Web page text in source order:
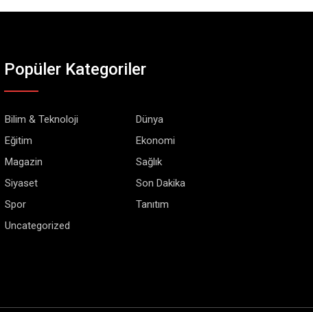
Popüler Kategoriler
Bilim & Teknoloji
Dünya
Eğitim
Ekonomi
Magazin
Sağlık
Siyaset
Son Dakika
Spor
Tanıtım
Uncategorized